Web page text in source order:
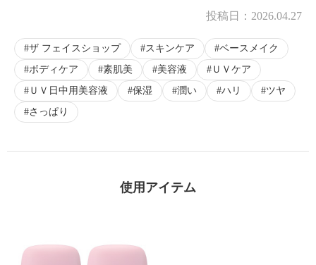
投稿日： 2026.04.27
ザ フェイスショップ スキンケア
ベースメイク
ボディケア
素肌美 美容液
ＵＶケア
ＵＶ日中用美容液
保湿 潤い ハリ
ツヤ
さっぱり
使用アイテム